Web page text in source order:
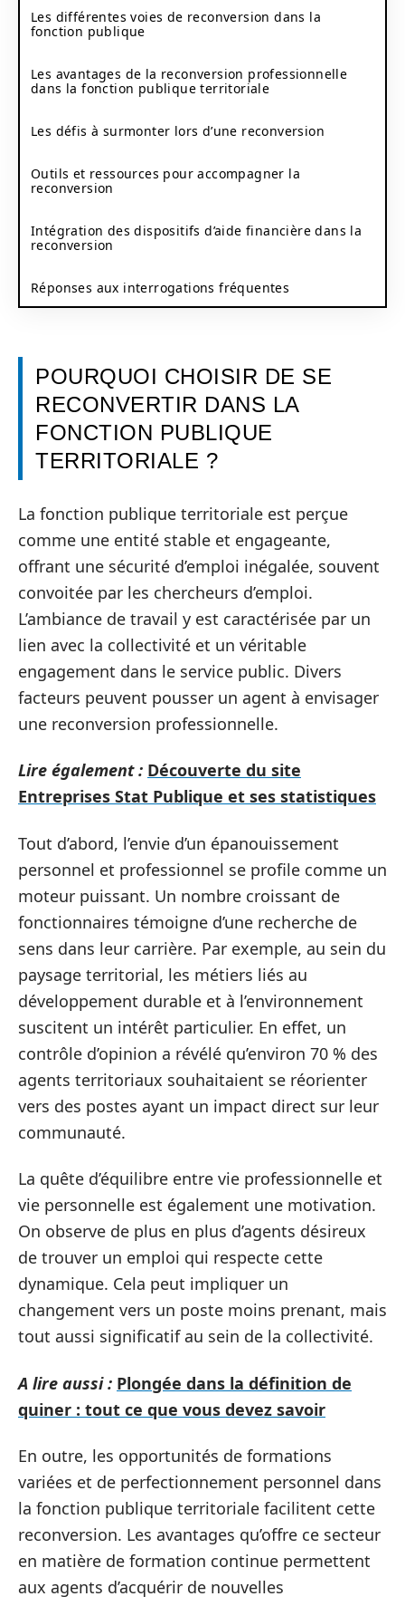
Les différentes voies de reconversion dans la
fonction publique
Les avantages de la reconversion professionnelle
dans la fonction publique territoriale
Les défis à surmonter lors d’une reconversion
Outils et ressources pour accompagner la
reconversion
Intégration des dispositifs d’aide financière dans la
reconversion
Réponses aux interrogations fréquentes
POURQUOI CHOISIR DE SE
RECONVERTIR DANS LA
FONCTION PUBLIQUE
TERRITORIALE ?
La fonction publique territoriale est perçue
comme une entité stable et engageante,
offrant une sécurité d’emploi inégalée, souvent
convoitée par les chercheurs d’emploi.
L’ambiance de travail y est caractérisée par un
lien avec la collectivité et un véritable
engagement dans le service public. Divers
facteurs peuvent pousser un agent à envisager
une reconversion professionnelle.
Lire également : Découverte du site
Entreprises Stat Publique et ses statistiques
Tout d’abord, l’envie d’un épanouissement
personnel et professionnel se profile comme un
moteur puissant. Un nombre croissant de
fonctionnaires témoigne d’une recherche de
sens dans leur carrière. Par exemple, au sein du
paysage territorial, les métiers liés au
développement durable et à l’environnement
suscitent un intérêt particulier. En effet, un
contrôle d’opinion a révélé qu’environ 70 % des
agents territoriaux souhaitaient se réorienter
vers des postes ayant un impact direct sur leur
communauté.
La quête d’équilibre entre vie professionnelle et
vie personnelle est également une motivation.
On observe de plus en plus d’agents désireux
de trouver un emploi qui respecte cette
dynamique. Cela peut impliquer un
changement vers un poste moins prenant, mais
tout aussi significatif au sein de la collectivité.
A lire aussi : Plongée dans la définition de
quiner : tout ce que vous devez savoir
En outre, les opportunités de formations
variées et de perfectionnement personnel dans
la fonction publique territoriale facilitent cette
reconversion. Les avantages qu’offre ce secteur
en matière de formation continue permettent
aux agents d’acquérir de nouvelles